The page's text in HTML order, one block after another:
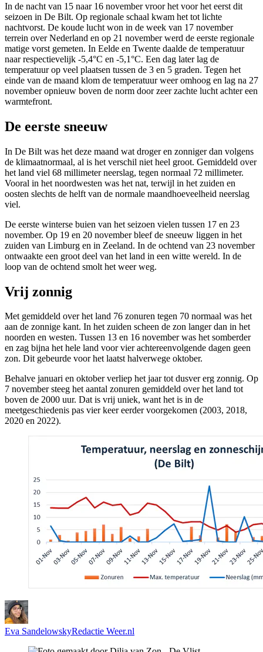
In de nacht van 15 naar 16 november vroor het voor het eerst dit
seizoen in De Bilt. Op regionale schaal kwam het tot lichte
nachtvorst. De koude lucht won in de week van 17 november
terrein over Nederland en op 21 november werd de eerste regionale
matige vorst gemeten. In Eelde en Twente daalde de temperatuur
naar respectievelijk -5,4°C en -5,1°C. Een dag later lag de
temperatuur op veel plaatsen tussen de 3 en 5 graden. Tegen het
einde van de maand klom de temperatuur weer omhoog en lag na 27
november opnieuw boven de norm door zeer zachte lucht achter een
warmtefront.
De eerste sneeuw
In De Bilt was het deze maand wat droger en zonniger dan volgens
de klimaatnormaal, al is het verschil niet heel groot. Gemiddeld over
het land viel 68 millimeter neerslag, tegen normaal 72 millimeter.
Vooral in het noordwesten was het nat, terwijl in het zuiden en
oosten slechts de helft van de normale maandhoeveelheid neerslag
viel.
De eerste winterse buien van het seizoen vielen tussen 17 en 23
november. Op 19 en 20 november bleef de sneeuw liggen in het
zuiden van Limburg en in Zeeland. In de ochtend van 23 november
ontwaakte een groot deel van het land in een witte wereld. In de
loop van de ochtend smolt het weer weg.
Vrij zonnig
Met gemiddeld over het land 76 zonuren tegen 70 normaal was het
aan de zonnige kant. In het zuiden scheen de zon langer dan in het
noorden en westen. Tussen 13 en 16 november was het somberder
en zag bijna het hele land voor vier achtereenvolgende dagen geen
zon. Dit gebeurde voor het laatst halverwege oktober.
Behalve januari en oktober verliep het jaar tot dusver erg zonnig. Op
7 november steeg het aantal zonuren gemiddeld over het land tot
boven de 2000 uur. Dat is vrij uniek, want het is in de
meetgeschiedenis pas vier keer eerder voorgekomen (2003, 2018,
2020 en 2022).
Eva SandelowskyRedactie Weer.nl